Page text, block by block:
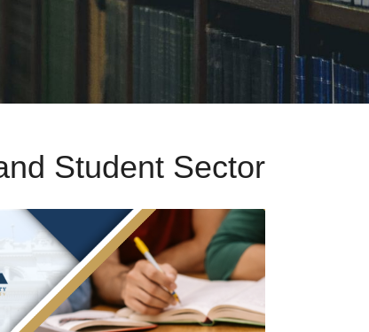
Student Sector